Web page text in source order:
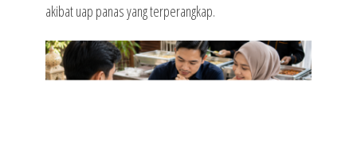
akibat uap panas yang terperangkap.